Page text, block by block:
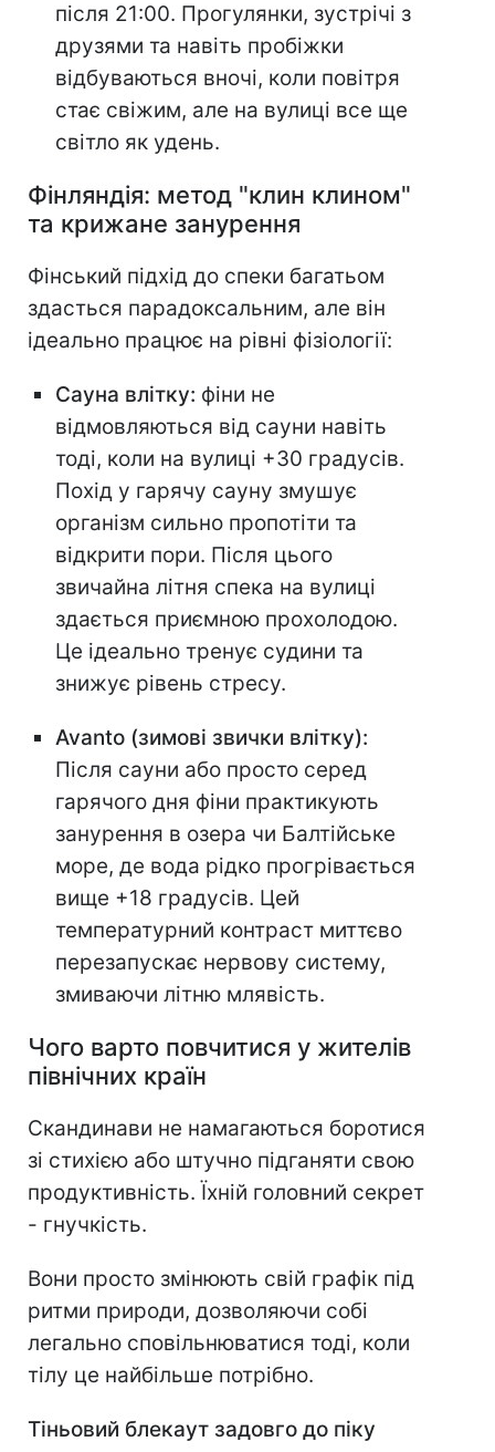
після 21:00. Прогулянки, зустрічі з
друзями та навіть пробіжки
відбуваються вночі, коли повітря
стає свіжим, але на вулиці все ще
світло як удень.
Фінляндія: метод "клин клином"
та крижане занурення
Фінський підхід до спеки багатьом
здасться парадоксальним, але він
ідеально працює на рівні фізіології:
Сауна влітку: фіни не
відмовляються від сауни навіть
тоді, коли на вулиці +30 градусів.
Похід у гарячу сауну змушує
організм сильно пропотіти та
відкрити пори. Після цього
звичайна літня спека на вулиці
здається приємною прохолодою.
Це ідеально тренує судини та
знижує рівень стресу.
Avanto (зимові звички влітку):
Після сауни або просто серед
гарячого дня фіни практикують
занурення в озера чи Балтійське
море, де вода рідко прогрівається
вище +18 градусів. Цей
температурний контраст миттєво
перезапускає нервову систему,
змиваючи літню млявість.
Чого варто повчитися у жителів
північних країн
Скандинави не намагаються боротися
зі стихією або штучно підганяти свою
продуктивність. Їхній головний секрет
- гнучкість.
Вони просто змінюють свій графік під
ритми природи, дозволяючи собі
легально сповільнюватися тоді, коли
тілу це найбільше потрібно.
Тіньовий блекаут задовго до піку